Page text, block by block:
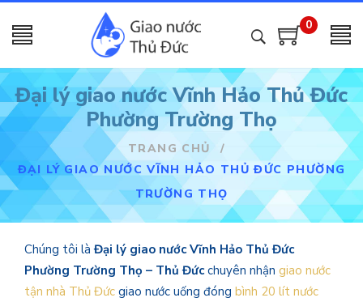
0
Đại lý giao nước Vĩnh Hảo Thủ Đức
Phường Trường Thọ
TRANG CHỦ
/
ĐẠI LÝ GIAO NƯỚC VĨNH HẢO THỦ ĐỨC PHƯỜNG
TRƯỜNG THỌ
Chúng tôi làĐại lý giao nước Vĩnh Hảo Thủ Đức
Phường Trường Thọ – Thủ Đức chuyên nhận giao nước
tận nhà Thủ Đức giao nước uống đóng bình 20 lít nước